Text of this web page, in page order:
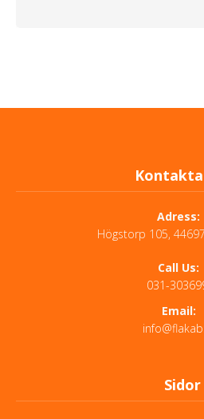
Adress:
Högstorp 105,
Call Us:
031-
Email:
Sidor